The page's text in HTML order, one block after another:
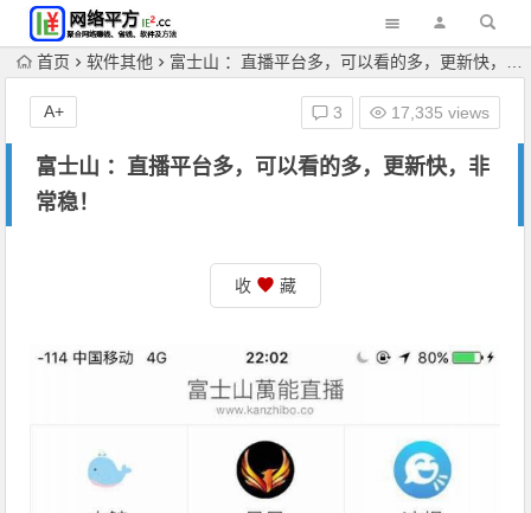
首页 软件其他 富士山 ：直播平台多，可以看的多，更新快，非常稳！
富士山 ：直播平台多，可以看的多，更新快，非
常稳！
3 17,335 views
A+
收 藏